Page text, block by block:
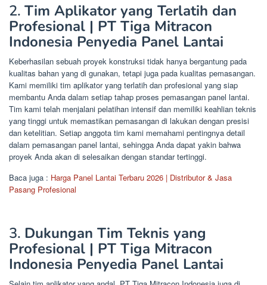
2. Tim Aplikator yang Terlatih dan
Profesional | PT Tiga Mitracon
Indonesia Penyedia Panel Lantai
Keberhasilan sebuah proyek konstruksi tidak hanya bergantung pada
kualitas bahan yang di gunakan, tetapi juga pada kualitas pemasangan.
Kami memiliki tim aplikator yang terlatih dan profesional yang siap
membantu Anda dalam setiap tahap proses pemasangan panel lantai.
Tim kami telah menjalani pelatihan intensif dan memiliki keahlian teknis
yang tinggi untuk memastikan pemasangan di lakukan dengan presisi
dan ketelitian. Setiap anggota tim kami memahami pentingnya detail
dalam pemasangan panel lantai, sehingga Anda dapat yakin bahwa
proyek Anda akan di selesaikan dengan standar tertinggi.
Baca juga : Harga Panel Lantai Terbaru 2026 | Distributor & Jasa
Pasang Profesional
3. Dukungan Tim Teknis yang
Profesional | PT Tiga Mitracon
Indonesia Penyedia Panel Lantai